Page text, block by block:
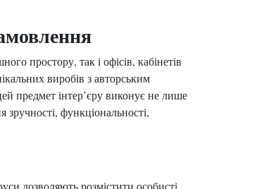
простору, так і офісів, кабінетів
виробів з авторським
предмет інтер’єру виконує не лише
функціональності,
дозволяють розмістити особисті